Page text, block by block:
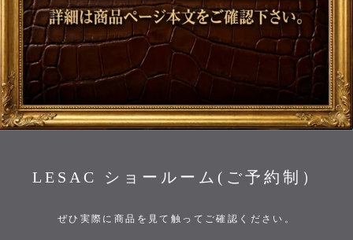
LESAC ショールーム(ご予約制）
ぜひ実際に商品を見て触ってご確認ください。